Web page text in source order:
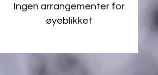
Ingen arrangementer for
øyeblikket